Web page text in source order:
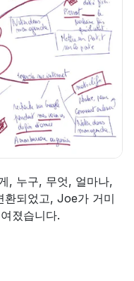
, 누구, 무엇, 얼마나,
환되었고, Joe가 거미
졌습니다.